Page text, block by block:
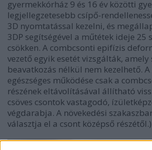
gyermekkórház 9 és 16 év közötti
legjellegzetesebb csípő-
3D nyomtatással kezelni, és
3DP segítségével a műtétek ideje 25
csökken. A combcsonti epifízis
vezető egyik esetét vizsgálták, amely
beavatkozás nélkül nem kezelhető.
egészséges működése csak a
részének eltávolításával állítható
csöves csontok vastagodó,
végdarabja. A növekedési
választja el a csont középső részétől.)